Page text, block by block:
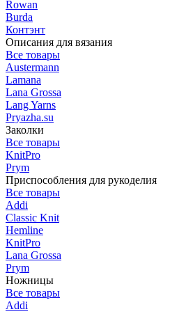
Rowan
Burda
Контэнт
Описания для вязания
Все товары
Austermann
Lamana
Lana Grossa
Lang Yarns
Pryazha.su
Заколки
Все товары
KnitPro
Prym
Приспособления для рукоделия
Все товары
Addi
Classic Knit
Hemline
KnitPro
Lana Grossa
Prym
Ножницы
Все товары
Addi